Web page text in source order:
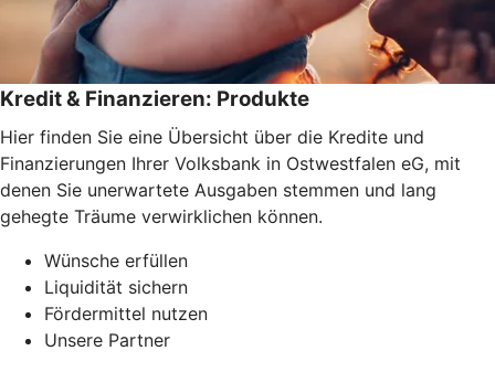
Kredit & Finanzieren: Produkte
Hier finden Sie eine Übersicht über die Kredite und
Finanzierungen Ihrer Volksbank in Ostwestfalen eG, mit
denen Sie unerwartete Ausgaben stemmen und lang
gehegte Träume verwirklichen können.
Wünsche erfüllen
Liquidität sichern
Fördermittel nutzen
Unsere Partner